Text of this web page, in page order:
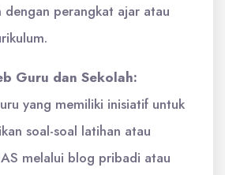
dengan perangkat ajar atau
Guru dan Sekolah:
yang memiliki inisiatif untuk
soal-soal latihan atau
melalui blog pribadi atau